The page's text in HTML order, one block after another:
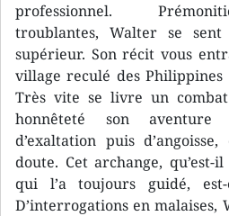
professionnel.
troublantes, Walter se
supérieur. Son récit vous
village reculé des Philippines
Très vite se livre un
honnêteté son aventure
d’exaltation puis
doute. Cet archange,
qui l’a toujours guidé,
D’interrogations en